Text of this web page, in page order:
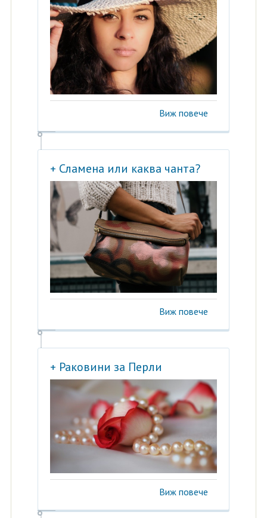
Виж повече
+ Сламена или каква чанта?
Виж повече
+ Раковини за Перли
Виж повече